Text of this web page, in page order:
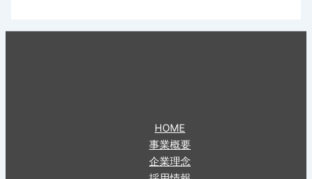
HOME
事業概要
企業理念